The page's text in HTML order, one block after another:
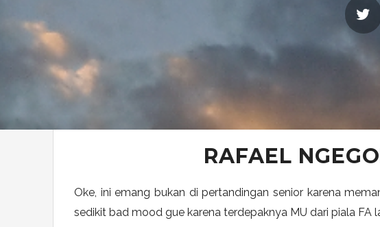
RAFAEL
Oke, ini emang bukan di pertandingan senior karena
sedikit bad mood gue karena terdepaknya MU dari piala FA